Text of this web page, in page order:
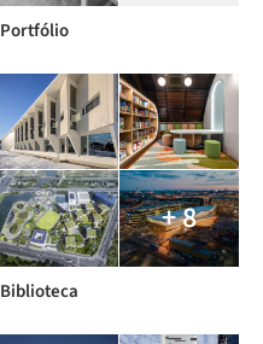
Portfólio
+ 8
Biblioteca